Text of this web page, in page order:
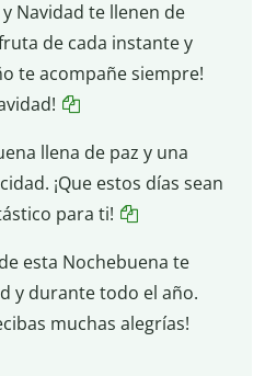
Navidad te llenen de
de cada instante y
te acompañe siempre!
llena de paz y una
¡Que estos días sean
para ti!
esta Nochebuena te
y durante todo el año.
muchas alegrías!